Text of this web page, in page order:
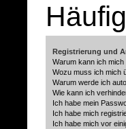
Registrierung und
Warum kann ich mich
Wozu muss ich mich
Warum werde ich
Wie kann ich
Ich habe mein
Ich habe mich
Ich habe mich vor